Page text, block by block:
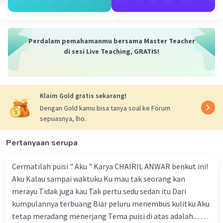
diubah menjadi urea di hati.
- Pengeluaran urea melalui urin membantu menjaga
keseimbangan nitrogen dalam tubuh.
DNA dan RNA.
- Senyawa purin didapatkan dari makanan seperti
daging merah, seafood, dan kacang-kacangan.
- Kelebihan asam urat dalam darah dapat menyebabkan
pengendapan kristal di sendi, menyebabkan penyakit
- Ginjal bertugas untuk menyaring dan mengeluarkan
asam urat melalui urin.
3. Kreatinin:
- Kreatinin adalah produk sampingan dari metabolisme
kreatin, yang terdapat di otot.
Perdalam pemahamanmu bersama Master Teacher
di sesi Live Teaching, GRATIS!
Klaim Gold gratis sekarang!
Dengan Gold kamu bisa tanya soal ke Forum
sepuasnya, lho.
Pertanyaan serupa
Cermatilah puisi " Aku " Karya CHAIRIL ANWAR benkut ini!
Aku Kalau sampai waktuku Ku mau tak seorang kan
merayu Tidak juga kau Tak pertu sedu sedan itu Dari
kumpulannya terbuang Biar peluru menembus kulitku Aku
tetap meradang menerjang Tema puisi di atas adalah.... A.